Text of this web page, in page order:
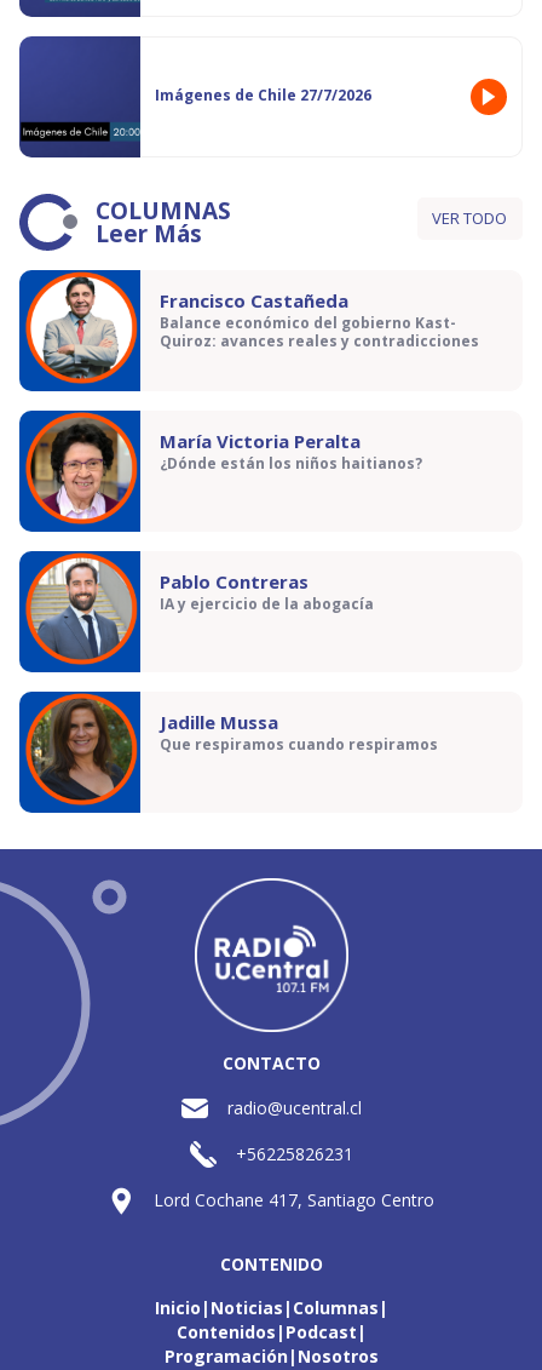
Imágenes de Chile 27/7/2026
COLUMNAS
Leer Más VER TODO
Francisco Castañeda
Balance económico del gobierno Kast-
Quiroz: avances reales y contradicciones
María Victoria Peralta
¿Dónde están los niños haitianos?
Pablo Contreras
IA y ejercicio de la abogacía
Jadille Mussa
Que respiramos cuando respiramos
CONTACTO
radio@ucentral.cl
+56225826231
Lord Cochane 417, Santiago Centro
CONTENIDO
Inicio Noticias Columnas
Contenidos Podcast
Programación Nosotros